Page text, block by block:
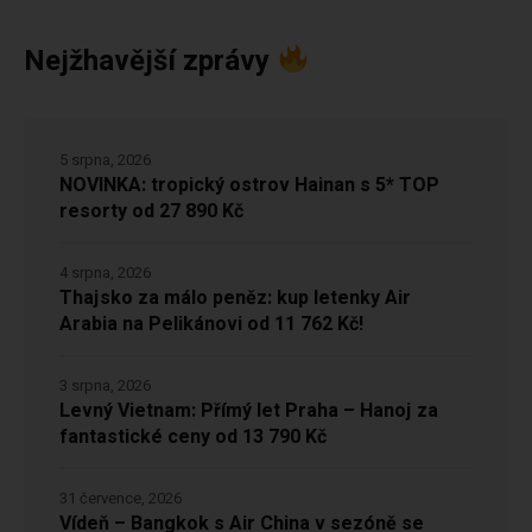
Nejžhavější zprávy
NOVINKA: tropický ostrov Hainan s 5* TOP
resorty od 27 890 Kč
5 srpna, 2026
Thajsko za málo peněz: kup letenky Air
Arabia na Pelikánovi od 11 762 Kč!
4 srpna, 2026
Levný Vietnam: Přímý let Praha – Hanoj za
fantastické ceny od 13 790 Kč
3 srpna, 2026
Vídeň – Bangkok s Air China v sezóně se
31 července, 2026